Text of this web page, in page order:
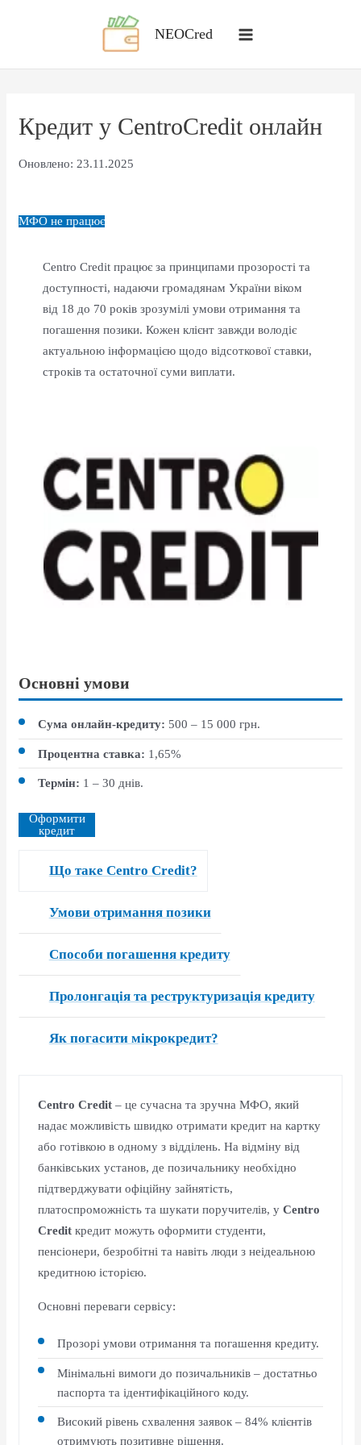
NEOCred
Кредит у CentroCredit онлайн
Оновлено: 23.11.2025
МФО не працює
Centro Credit працює за принципами прозорості та
доступності, надаючи громадянам України віком
від 18 до 70 років зрозумілі умови отримання та
погашення позики. Кожен клієнт завжди володіє
актуальною інформацією щодо відсоткової ставки,
строків та остаточної суми виплати.
Основні умови
Сума онлайн-кредиту: 500 – 15 000 грн.
Процентна ставка: 1,65%
Термін: 1 – 30 днів.
Оформити
кредит
Що таке Centro Credit?
Умови отримання позики
Способи погашення кредиту
Пролонгація та реструктуризація кредиту
Як погасити мікрокредит?
Centro Credit– це сучасна та зручна МФО, який
надає можливість швидко отримати кредит на картку
або готівкою в одному з відділень. На відміну від
банківських установ, де позичальнику необхідно
підтверджувати офіційну зайнятість,
платоспроможність та шукати поручителів, у Centro
Creditкредит можуть оформити студенти,
пенсіонери, безробітні та навіть люди з неідеальною
кредитною історією.
Основні переваги сервісу:
Прозорі умови отримання та погашення кредиту.
Мінімальні вимоги до позичальників – достатньо
паспорта та ідентифікаційного коду.
Високий рівень схвалення заявок – 84% клієнтів
отримують позитивне рішення.